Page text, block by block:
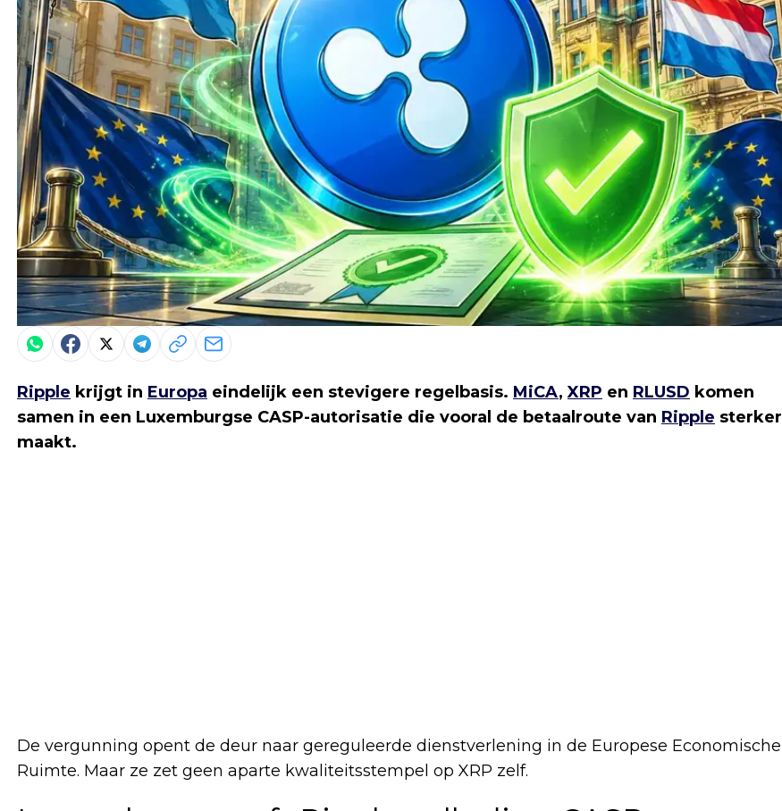
Ripple krijgt in Europa eindelijk een stevigere regelbasis. MiCA,XRP en RLUSD komen
samen in een Luxemburgse CASP-autorisatie die vooral de betaalroute van Ripple sterker
maakt.
De vergunning opent de deur naar gereguleerde dienstverlening in de Europese Economische
Ruimte. Maar ze zet geen aparte kwaliteitsstempel op XRP zelf.